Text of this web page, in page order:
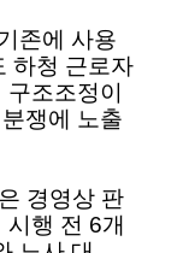
존에 사용
하청 근로자
조조정이
쟁에 노출
경영상 판
행 전 6개